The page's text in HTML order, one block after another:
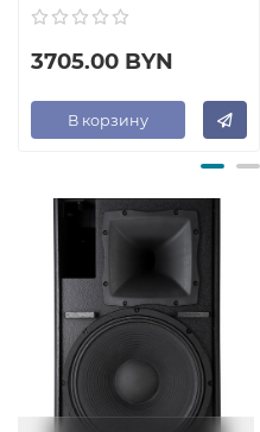
3705.00 BYN
В корзину